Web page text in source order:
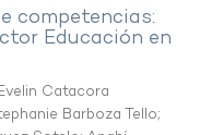
competencias:
Educación en
Catacora
Barboza Tello;